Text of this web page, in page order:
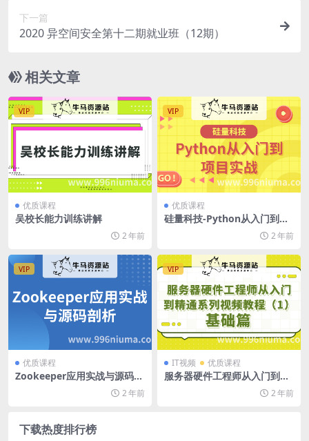
下一篇
2020 异空间安全第十二期就业班（12期）
相关文章
VIP
优质课程
吴校长能力训练讲解
2 年前
VIP
优质课程
硅量科技-Python从入门到项
2 年前
VIP
优质课程
Zookeeper应用实战与源码剖
2 年前
VIP
IT视频 优质课程
服务器硬件工程师从入门到精
通系列视频教程（1）－基础2 年前
下载热度排行榜